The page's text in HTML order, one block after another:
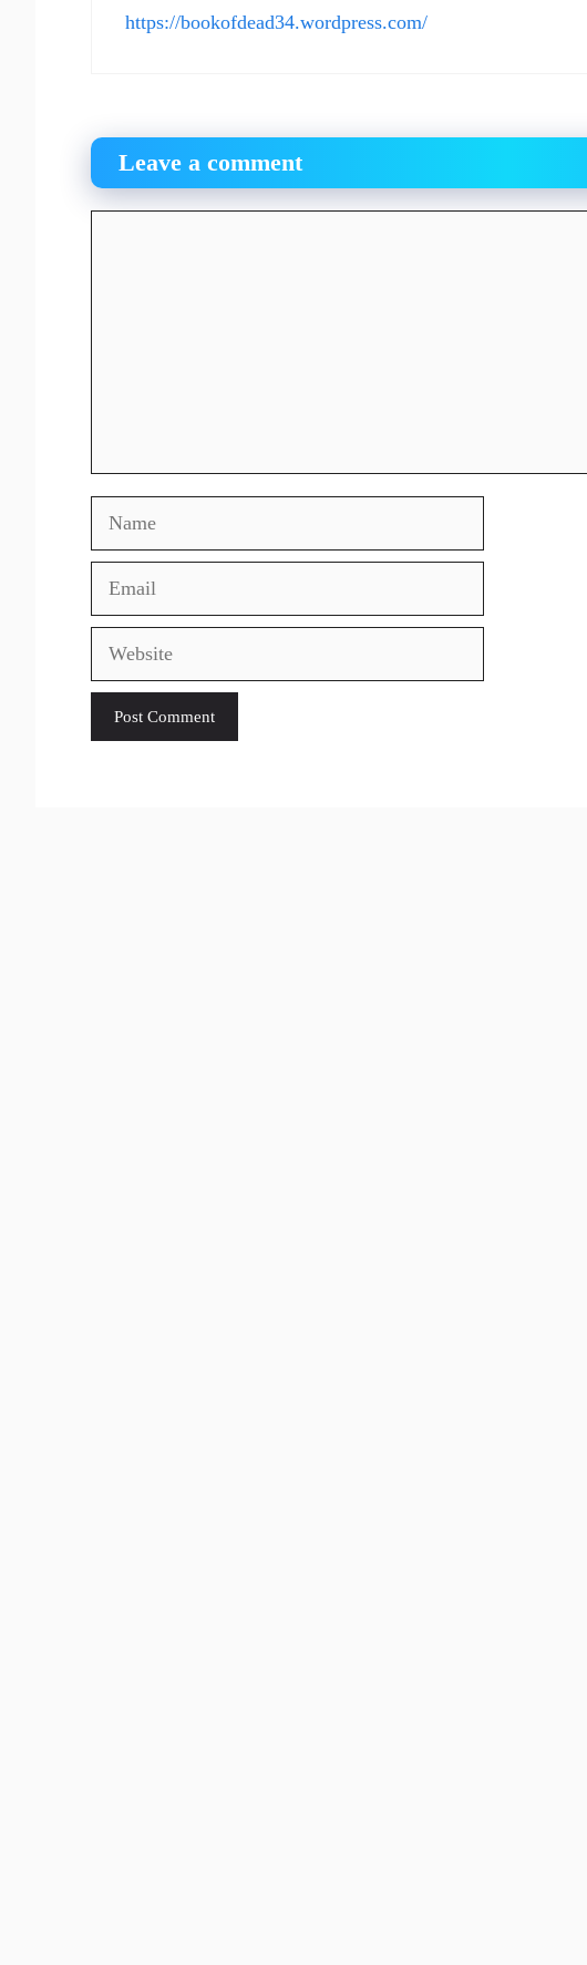
https://bookofdead34.wordpress.com/
Leave a comment
Name
Email
Website